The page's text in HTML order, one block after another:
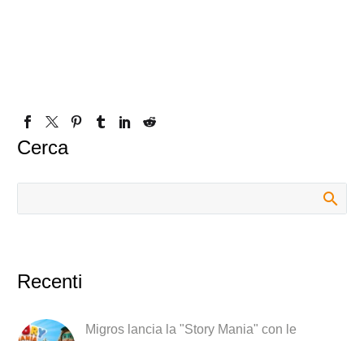
Cerca
Recenti
Migros lancia la "Story Mania" con le